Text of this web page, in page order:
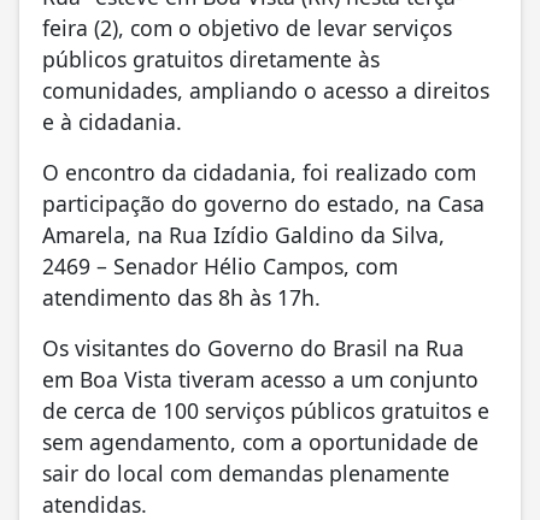
feira (2), com o objetivo de levar serviços
públicos gratuitos diretamente às
comunidades, ampliando o acesso a direitos
e à cidadania.
O encontro da cidadania, foi realizado com
participação do governo do estado, na Casa
Amarela, na Rua Izídio Galdino da Silva,
2469 – Senador Hélio Campos, com
atendimento das 8h às 17h.
Os visitantes do Governo do Brasil na Rua
em Boa Vista tiveram acesso a um conjunto
de cerca de 100 serviços públicos gratuitos e
sem agendamento, com a oportunidade de
sair do local com demandas plenamente
atendidas.